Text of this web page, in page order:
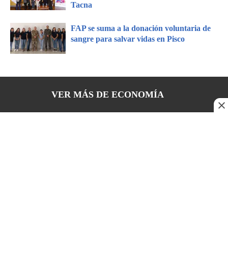
Tacna
FAP se suma a la donación voluntaria de
sangre para salvar vidas en Pisco
VER MÁS DE ECONOMÍA